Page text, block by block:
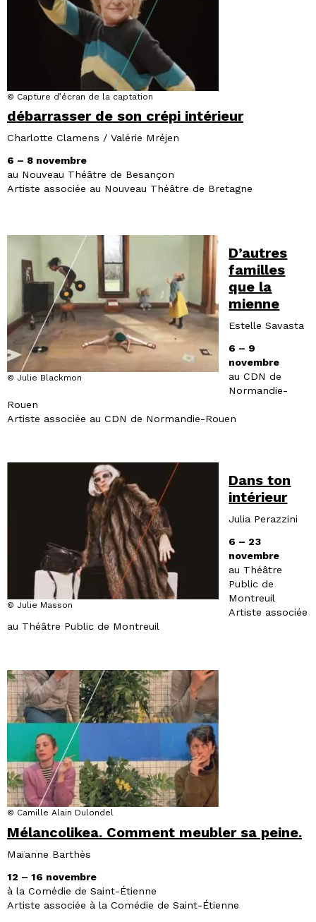
© Capture d’écran de la captation
débarrasser de son crépi intérieur
Charlotte Clamens / Valérie Mréjen
6 – 8 novembre
au Nouveau Théâtre de Besançon
Artiste associée au Nouveau Théâtre de Bretagne
© Julie Blackmon
D’autres
familles
que la
mienne
Estelle Savasta
6 – 9
novembre
au CDN de
Normandie-
Rouen
Artiste associée au CDN de Normandie-Rouen
© Julie Masson
Dans ton
intérieur
Julia Perazzini
6 – 23
novembre
au Théâtre
Public de
Montreuil
Artiste associée
au Théâtre Public de Montreuil
© Camille Alain Dulondel
Mélancolikea. Comment meubler sa peine.
Maïanne Barthès
12 – 16 novembre
à la Comédie de Saint-Étienne
Artiste associée à la Comédie de Saint-Étienne